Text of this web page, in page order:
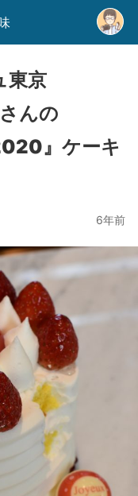
東京
んの
』ケーキ
6年前